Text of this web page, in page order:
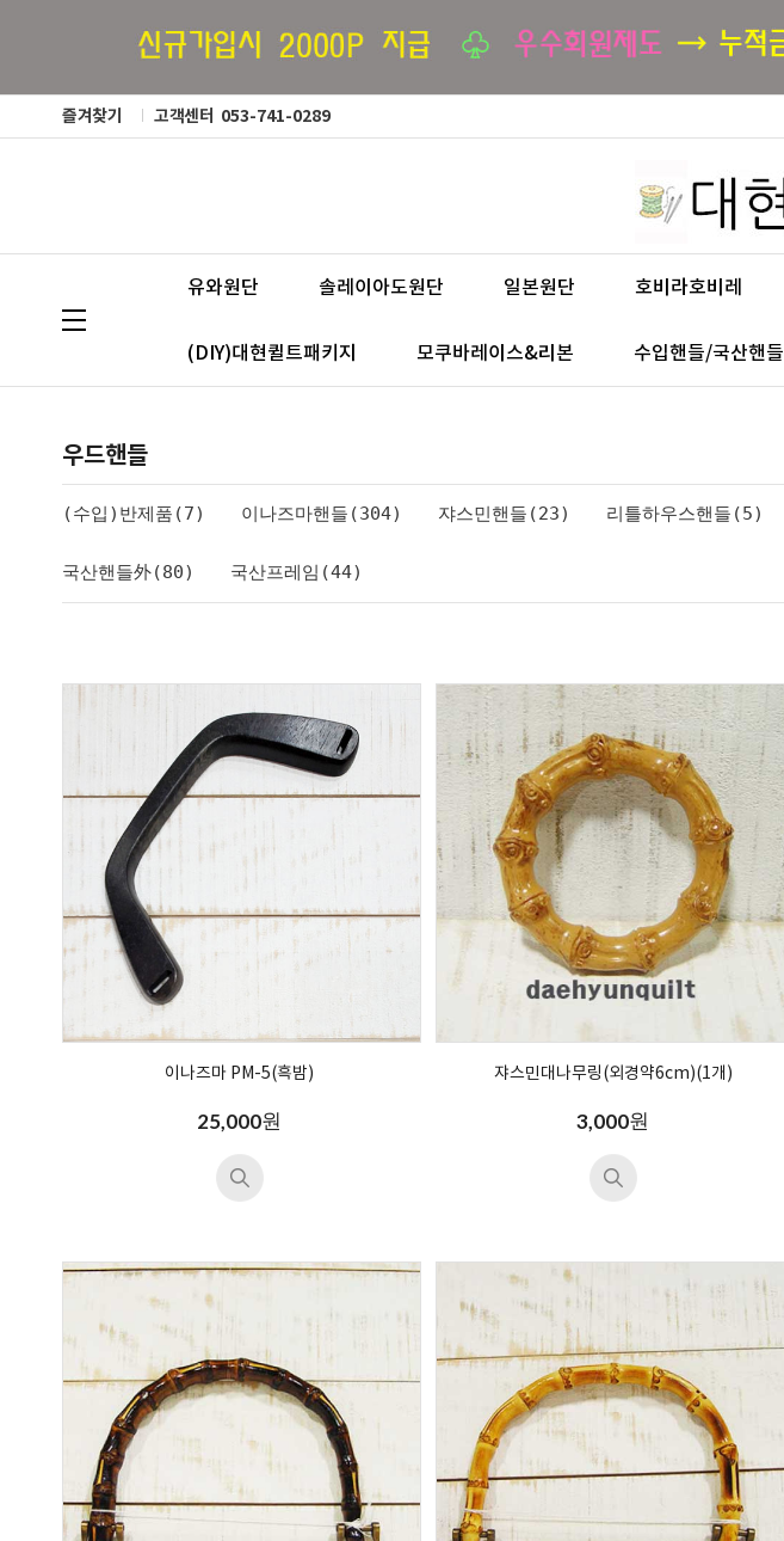
즐겨찾기 고객센터 053-741-0289
유와원단 솔레이아도원단 일본원단 호비라호비레
(DIY)대현퀼트패키지 모쿠바레이스&리본 수입핸들/국산핸들
우드핸들
(수입)반제품(7) 이나즈마핸들(304) 쟈스민핸들(23) 리틀하우스핸들(5)
국산핸들外(80) 국산프레임(44)
이나즈마 PM-5(흑밤)
25,000원
쟈스민대나무링(외경약6cm)(1개)
3,000원